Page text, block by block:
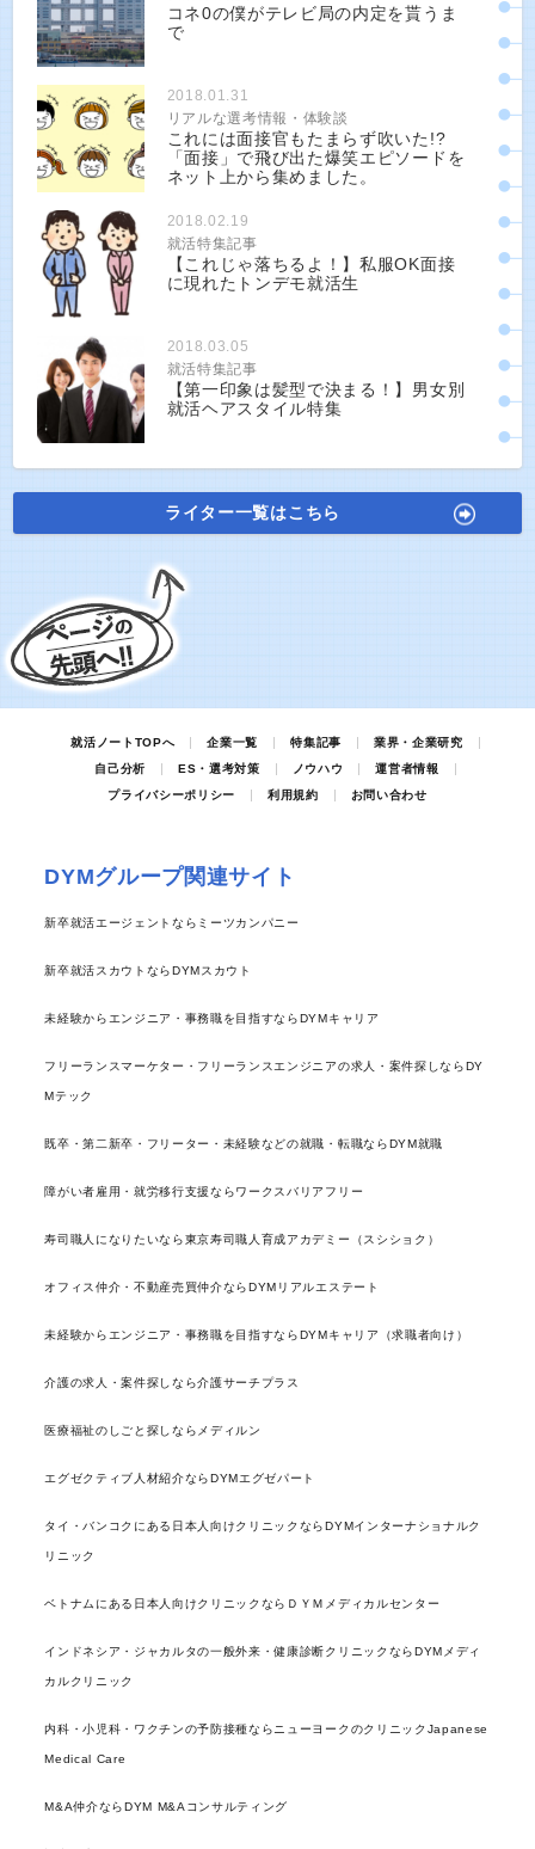
コネ0の僕がテレビ局の内定を貰うま
で
2018.01.31
リアルな選考情報・体験談
これには面接官もたまらず吹いた!?
「面接」で飛び出た爆笑エピソードを
ネット上から集めました。
2018.02.19
就活特集記事
【これじゃ落ちるよ！】私服OK面接
に現れたトンデモ就活生
2018.03.05
就活特集記事
【第一印象は髪型で決まる！】男女別
就活ヘアスタイル特集
ライター一覧はこちら
就活ノートTOPへ 企業一覧 特集記事
業界・企業研究
自己分析
ES・選考対策 ノウハウ
運営者情報
プライバシーポリシー
利用規約 お問い合わせ
DYMグループ関連サイト
新卒就活エージェントならミーツカンパニー
新卒就活スカウトならDYMスカウト
未経験からエンジニア・事務職を目指すならDYMキャリア
フリーランスマーケター・フリーランスエンジニアの求人・案件探しならDY
Mテック
既卒・第二新卒・フリーター・未経験などの就職・転職ならDYM就職
障がい者雇用・就労移行支援ならワークスバリアフリー
寿司職人になりたいなら東京寿司職人育成アカデミー（スシショク）
オフィス仲介・不動産売買仲介ならDYMリアルエステート
未経験からエンジニア・事務職を目指すならDYMキャリア（求職者向け）
介護の求人・案件探しなら介護サーチプラス
医療福祉のしごと探しならメディルン
エグゼクティブ人材紹介ならDYMエグゼパート
タイ・バンコクにある日本人向けクリニックならDYMインターナショナルク
リニック
ベトナムにある日本人向けクリニックならＤＹＭメディカルセンター
インドネシア・ジャカルタの一般外来・健康診断クリニックならDYMメディ
カルクリニック
内科・小児科・ワクチンの予防接種ならニューヨークのクリニックJapanese
Medical Care
M&A仲介ならDYM M&Aコンサルティング